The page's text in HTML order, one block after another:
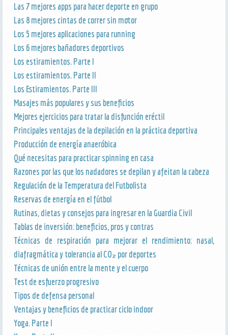
Las 7 mejores apps para hacer deporte en grupo
Las 8 mejores cintas de correr sin motor
Los 5 mejores aplicaciones para running
Los 6 mejores bañadores deportivos
Los estiramientos. Parte I
Los estiramientos. Parte II
Los Estiramientos. Parte III
Masajes más populares y sus beneficios
Mejores ejercicios para tratar la disfunción eréctil
Principales ventajas de la depilación en la práctica deportiva
Producción de energía anaeróbica
Qué necesitas para practicar spinning en casa
Razones por las que los nadadores se depilan y afeitan la cabeza
Regulación de la Temperatura del Futbolista
Reservas de energía en el fútbol
Rutinas, dietas y consejos para ingresar en la Guardia Civil
Tablas de inversión: beneficios, pros y contras
Técnicas de respiración para mejorar el rendimiento: nasal,
diafragmática y tolerancia al CO₂ por deportes
Técnicas de unión entre la mente y el cuerpo
Test de esfuerzo progresivo
Tipos de defensa personal
Ventajas y beneficios de practicar ciclo indoor
Yoga. Parte I